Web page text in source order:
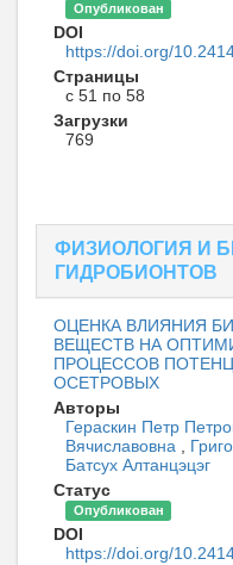
Опубликован
DOI
https://doi.org/
Страницы
с 51 по 58
Загрузки
769
ФИЗИОЛОГИЯ И
ГИДРОБИОНТОВ
ОЦЕНКА ВЛИЯНИЯ
ВЕЩЕСТВ НА
ПРОЦЕССОВ
ОСЕТРОВЫХ
Авторы
Гераскин Петр
Вячиславовна
Батсух Алтанцэцэг
Статус
Опубликован
DOI
https://doi.org/